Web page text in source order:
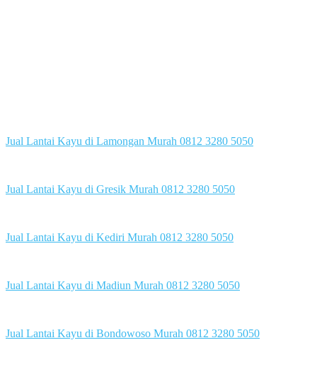
Jual Lantai Kayu di Lamongan Murah 0812 3280 5050
Jual Lantai Kayu di Gresik Murah 0812 3280 5050
Jual Lantai Kayu di Kediri Murah 0812 3280 5050
Jual Lantai Kayu di Madiun Murah 0812 3280 5050
Jual Lantai Kayu di Bondowoso Murah 0812 3280 5050